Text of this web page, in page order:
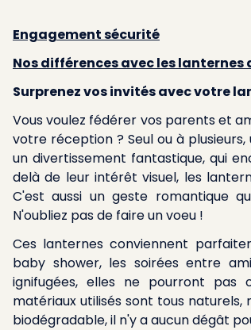
Engagement sécurité
Nos différences avec les lanternes
Surprenez vos invités avec votre
Vous voulez fédérer vos parents et
votre réception ? Seul ou à
un divertissement fantastique, qui
delà de leur intérêt visuel, les
C'est aussi un geste romantique
N'oubliez pas de faire un voeu !
Ces lanternes conviennent
baby shower, les soirées entre
ignifugées, elles ne pourront pas
matériaux utilisés sont tous
biodégradable, il n'y a aucun dégât